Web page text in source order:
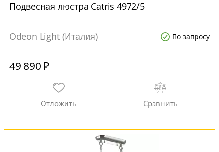
Подвесная люстра Catris 4972/5
Odeon Light (Италия) По запросу
49 890 ₽